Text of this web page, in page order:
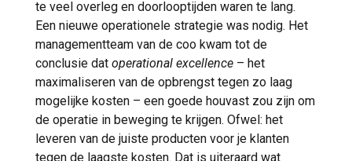
te veel overleg en doorlooptijden waren te lang.
Een nieuwe operationele strategie was nodig. Het
managementteam van de coo kwam tot de
conclusie dat operational excellence – het
maximaliseren van de opbrengst tegen zo laag
mogelijke kosten – een goede houvast zou zijn om
de operatie in beweging te krijgen. Ofwel: het
leveren van de juiste producten voor je klanten
tegen de laagste kosten. Dat is uiteraard wat